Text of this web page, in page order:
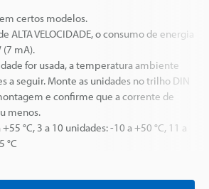
certos modelos.
ALTA VELOCIDADE, o consumo de energia
mA).
for usada, a temperatura ambiente
a seguir. Monte as unidades no trilho DIN
e confirme que a corrente de
menos.
°C, 3 a 10 unidades: -10 a +50 °C, 11 a
°C